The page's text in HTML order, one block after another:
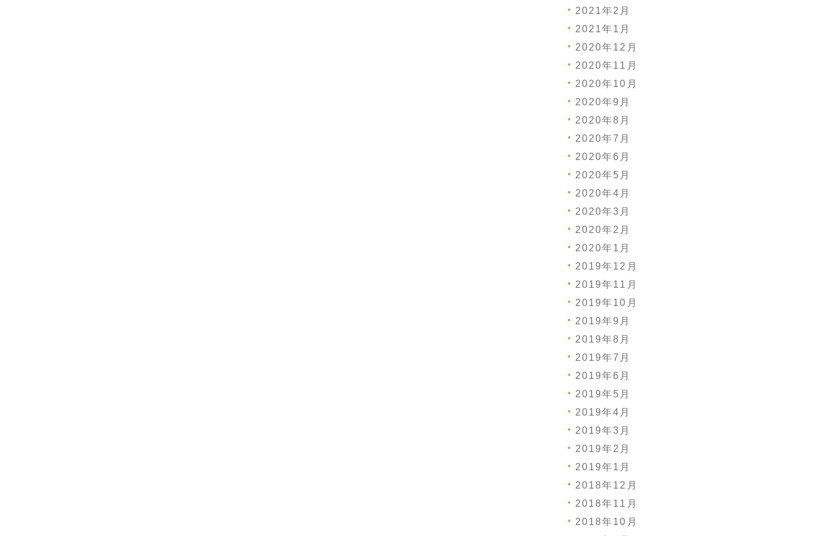
2021年2月
2021年1月
2020年12月
2020年11月
2020年10月
2020年9月
2020年8月
2020年7月
2020年6月
2020年5月
2020年4月
2020年3月
2020年2月
2020年1月
2019年12月
2019年11月
2019年10月
2019年9月
2019年8月
2019年7月
2019年6月
2019年5月
2019年4月
2019年3月
2019年2月
2019年1月
2018年12月
2018年11月
2018年10月